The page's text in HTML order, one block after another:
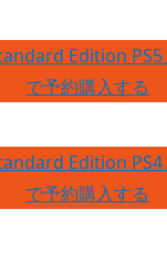
Edition
で予約購入する
Edition
で予約購入する